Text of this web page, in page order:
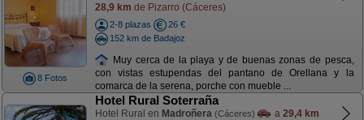
8 Fotos
28,9 km de Pizarro (Cáceres)
2-8 plazas
26 €
152 km de Badajoz
Muy cerca de la playa y de buenas zonas de pesca,
con vistas estupendas del pantano de Orellana y la
comarca de la serena, porche con mueble ...
Hotel Rural Soterraña
Hotel Rural en Madroñera (Cáceres) a 29,4 km